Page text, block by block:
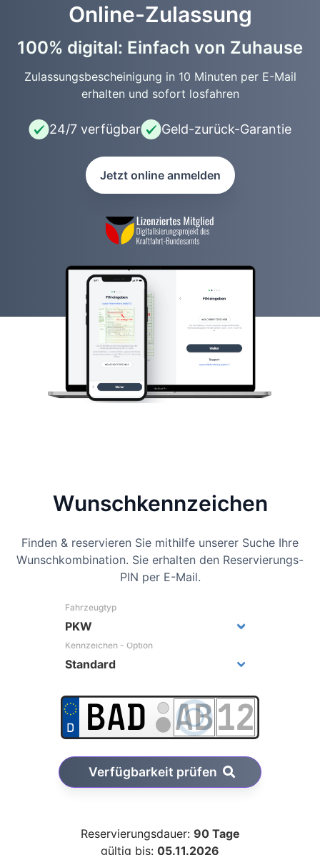
Online-Zulassung
100% digital: Einfach von Zuhause
Zulassungsbescheinigung in 10 Minuten per E-Mail
erhalten und sofort losfahren
24/7 verfügbar Geld-zurück-Garantie
Jetzt online anmelden
Wunsch­kennzeichen
Finden & reservieren Sie mithilfe unserer Suche Ihre
Wunschkombination. Sie erhalten den Reservierungs-
PIN per E-Mail.
Fahrzeugtyp
Kennzeichen - Option
Verfügbarkeit prüfen
Reservierungsdauer: 90 Tage
gültig bis: 05.11.2026